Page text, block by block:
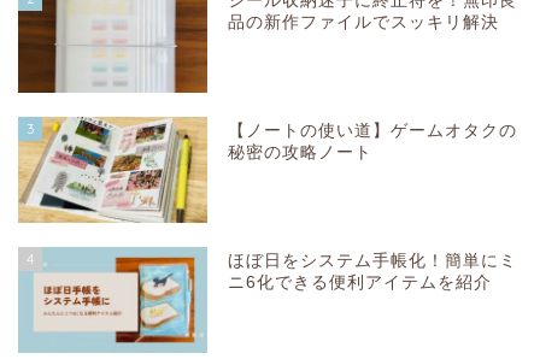
品の新作ファイルでスッキリ解決
3
【ノートの使い道】ゲームオタクの
秘密の攻略ノート
4
ほぼ日をシステム手帳化！簡単にミ
ニ6化できる便利アイテムを紹介